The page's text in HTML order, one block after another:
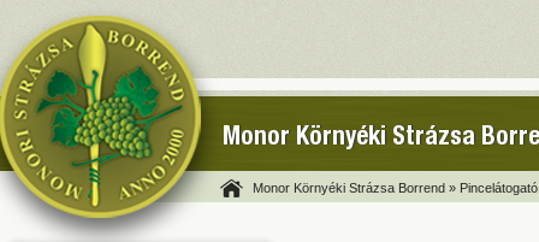
Monor Környéki Strázsa
Monor Környéki Strázsa Borrend »